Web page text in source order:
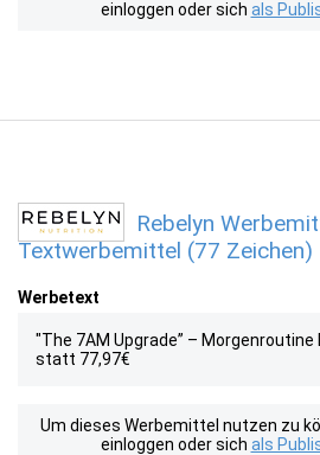
einloggen oder sich als
Rebelyn
Textwerbemittel (77 Zeichen)
Werbetext
"The 7AM Upgrade” – Morgenroutine
statt 77,97€
Um dieses Werbemittel nutzen zu
einloggen oder sich als